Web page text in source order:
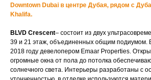
Downtown Dubai в центре Дубая, рядом с
Khalifa.
BLVD Crescent– состоит из двух
39 и 21 этаж, объединенных общим подиумом.
2018 году девелопером Emaar Properties.
огромные окна от пола до потолка
солнечного света. Интерьеры разработаны с